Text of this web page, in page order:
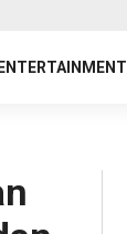
ENTERTAINMENT